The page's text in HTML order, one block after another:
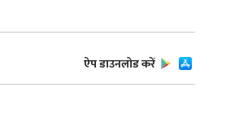
ऐप डाउनलोड करें